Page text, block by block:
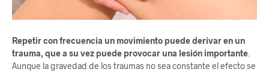
Repetir con frecuencia un movimiento puede derivar en un
trauma, que a su vez puede provocar una lesión importante
Aunque la gravedad de los traumas no sea constante el efecto se